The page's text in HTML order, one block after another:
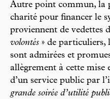
Autre point commun, la
charité pour financer le
proviennent de vedettes
volontés » de particuliers,
sont admirées et
allègrement à cette mise
d’un service public par
grande soirée d’utilité